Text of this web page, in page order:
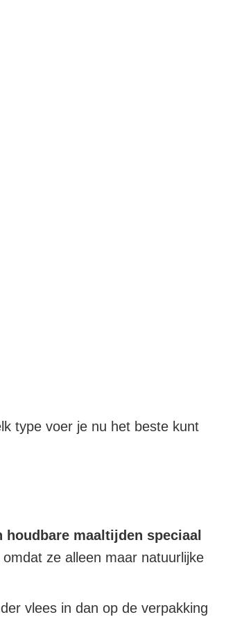
type voer je nu het beste kunt
maaltijden speciaal
ze alleen maar natuurlijke
vlees in dan op de verpakking